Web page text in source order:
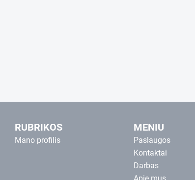
RUBRIKOS
Mano profilis
MENIU
Paslaugos
Kontaktai
Darbas
Apie mus